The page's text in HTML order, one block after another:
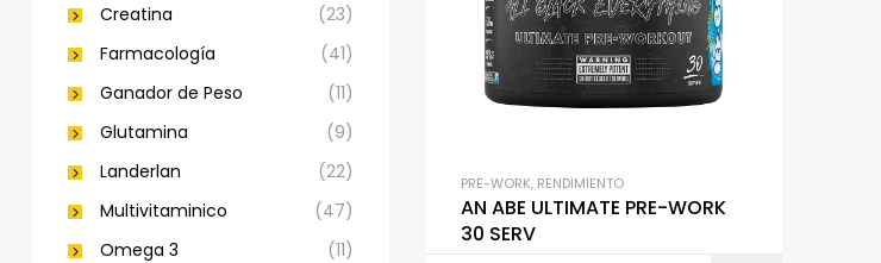
PRE-WORK, RENDIMIENTO
AN ABE ULTIMATE PRE-WORK
30 SERV
Creatina
(23)
Farmacología
(41)
Ganador de Peso
(11)
Glutamina
(9)
Landerlan
(22)
Multivitaminico
(47)
Omega 3
(11)